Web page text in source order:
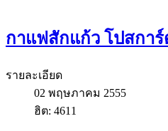
กาแฟสักแก้ว โปสกา
รายละเอียด
02 พฤษภาคม 2555
ฮิต: 4611